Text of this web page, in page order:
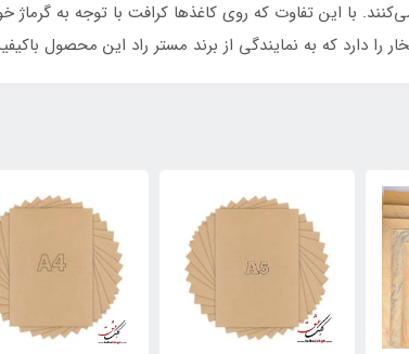
با این تفاوت که روی کاغذها کرافت با توجه به گرماژ
را دارد که به نمایندگی از برند مستر راد این محصول